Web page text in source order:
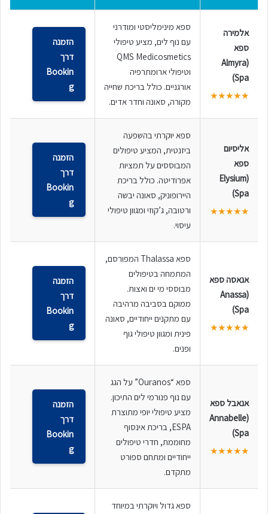
אלמירה
ספא
(Almyra
Spa)
★★★★★
ספא מינימליסטי ומודרני
עם נוף לים, מציע טיפולי
QMS Medicosmetics
וטיפולי ארומתרפיה
אורגניים. כולל בריכת שחייה
מקורה, סאונה וחדר אדים.
הזמנה
דרך
Bookin
g
אליסיום
ספא
(Elysium
Spa)
★★★★★
ספא יוקרתי בהשפעה
ביזנטית, המציע טיפולים
המבוססים על תמציות
אפרודיטה. כולל בריכת
היירופוניק, סאונה יבשה
ורטובה, ג’קוזי ומגוון טיפולי
עיסוי.
הזמנה
דרך
Bookin
g
אנאסה ספא
(Anassa
Spa)
★★★★★
ספא Thalassa המפורסם,
המתמחה בטיפולים
מבוססי מי ים ואצות.
ממוקם בסביבה מרהיבה
עם מתקנים ייחודיים, סאונה
פינית ומגוון טיפולי גוף
ופנים.
הזמנה
דרך
Bookin
g
אנאבל ספא
(Annabelle
Spa)
★★★★★
ספא “Ouranos” על הגג
עם נוף פנורמי לים התיכון.
מציע טיפולי יופי מתוצרת
ESPA, בריכת אינסוף
מחוממת, חדרי טיפולים
ייחודיים ומתחם ספורט
מתקדם.
הזמנה
דרך
Bookin
g
ספא גדול ויוקרתי במיוחד